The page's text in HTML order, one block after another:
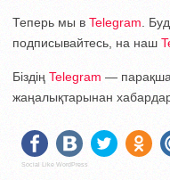
Теперь мы в Telegram .
подписывайтесь, на наш
Біздің Telegram —
жаңалықтарынан
Social Like WordPress